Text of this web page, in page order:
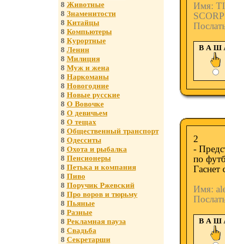
8 Животные
8 Знаменитости
8 Китайцы
8 Компьютеры
8 Курортные
8 Ленин
8 Милиция
8 Муж и жена
8 Наркоманы
8 Новогодние
8 Новые русские
8 О Вовочке
8 О девичьем
8 О тещах
8 Общественный транспорт
8 Одесситы
8 Охота и рыбалка
8 Пенсионеры
8 Петька и компания
8 Пиво
8 Поручик Ржевский
8 Про воров и тюрьму
8 Пьяные
8 Разные
8 Рекламная пауза
8 Свадьба
8 Секретарши
Имя:
В А Ш
2
-
по
Гаснет
Имя:
В А Ш